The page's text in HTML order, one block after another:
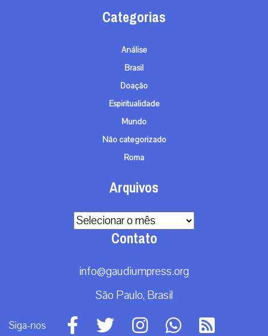
Categorias
Análise
Brasil
Doação
Espiritualidade
Mundo
Não categorizado
Roma
Arquivos
Arquivos
Contato
info@gaudiumpress.org
São Paulo, Brasil
Siga-nos